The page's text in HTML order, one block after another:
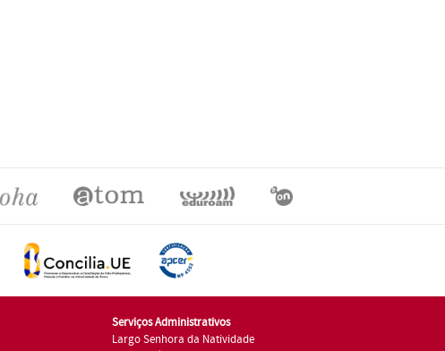
Serviços Administrativos
Largo Senhora da Natividade